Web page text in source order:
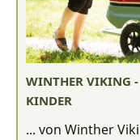
WINTHER VIKING -
KINDER
... von Winther